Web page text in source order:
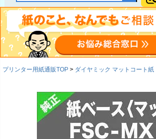
プリンター用紙通販TOP ダイヤミック マットコート紙